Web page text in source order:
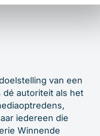
van een
dé autoriteit als het
iedereen die
Winnende